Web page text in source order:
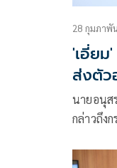
28 กุมภาพั
'เอี่ย
ส่งตัว
ละเอี
นายอนุส
กล่าวถึง
สำนักงา